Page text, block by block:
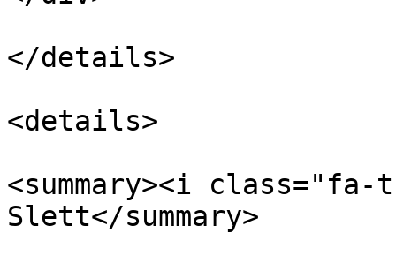
</details>
<details>
<summary><i
Slett</summary>